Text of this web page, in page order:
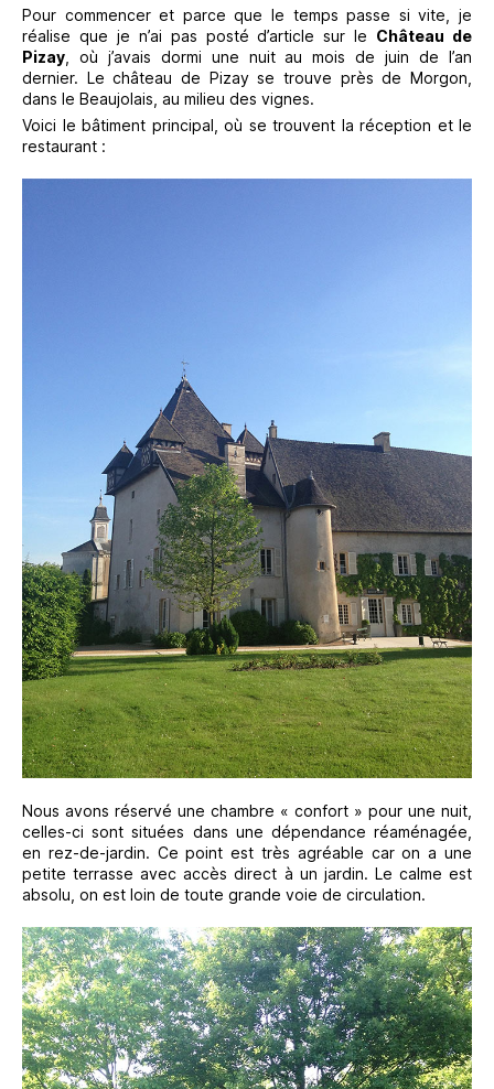
Pour commencer et parce que le temps passe si vite, je
réalise que je n’ai pas posté d’article sur le Château de
Pizay , où j’avais dormi une nuit au mois de juin de l’an
dernier. Le château de Pizay se trouve près de Morgon,
dans le Beaujolais, au milieu des vignes.
Voici le bâtiment principal, où se trouvent la réception et le
restaurant :
Nous avons réservé une chambre « confort » pour une nuit,
celles-ci sont situées dans une dépendance réaménagée,
en rez-de-jardin. Ce point est très agréable car on a une
petite terrasse avec accès direct à un jardin. Le calme est
absolu, on est loin de toute grande voie de circulation.